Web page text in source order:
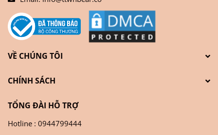
VỀ CHÚNG TÔI
CHÍNH SÁCH
TỔNG ĐÀI HỖ TRỢ
Hotline : 0944799444